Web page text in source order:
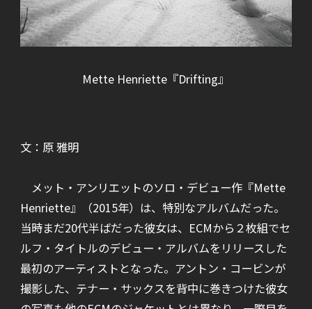
Mette Henriette『Drifting』
文：原 雅明
メット・アンリエットのソロ・デビュー作『Mette
Henriette』（2015年）は、特別なアルバムだった。
当時まだ20代半ばだった彼女は、ECMから２枚組でセ
ルフ・タイトルのデビュー・アルバムをリリースした
最初のアーティストとなった。アントン・コービンが
撮影した、テナー・サックスを背中に巻きつけた彼女